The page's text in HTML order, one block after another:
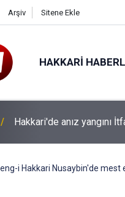
Arşiv Sitene Ekle
HAKKARI
i Hakkari Nusaybin'de mest